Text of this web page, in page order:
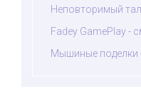
Неповторимый
Fadey GamePlay -
Мышиные поделки